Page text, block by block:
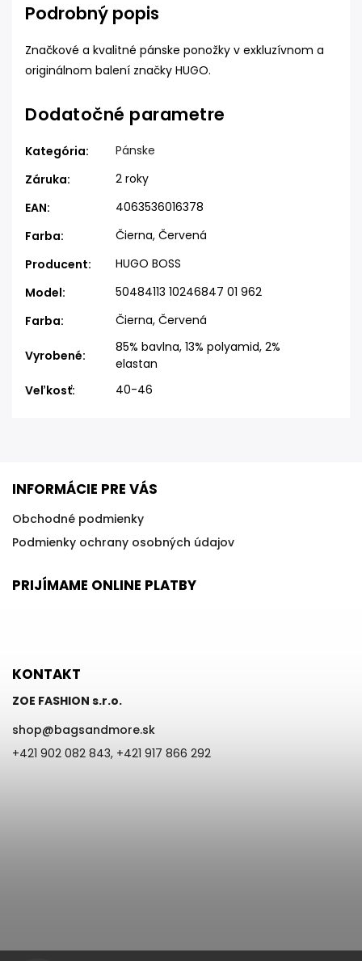
Podrobný popis
Značkové a kvalitné pánske ponožky v exkluzívnom a
originálnom balení značky HUGO.
Dodatočné parametre
Kategória:
Pánske
Záruka:
2 roky
EAN:
4063536016378
Farba:
Čierna, Červená
Producent:
HUGO BOSS
Model:
50484113 10246847 01 962
Farba: Čierna, Červená
Vyrobené:
85% bavlna, 13% polyamid, 2%
elastan
Veľkosť: 40-46
INFORMÁCIE PRE VÁS
Obchodné podmienky
Podmienky ochrany osobných údajov
PRIJÍMAME ONLINE PLATBY
KONTAKT
ZOE FASHION s.r.o.
shop@bagsandmore.sk
+421 902 082 843, +421 917 866 292